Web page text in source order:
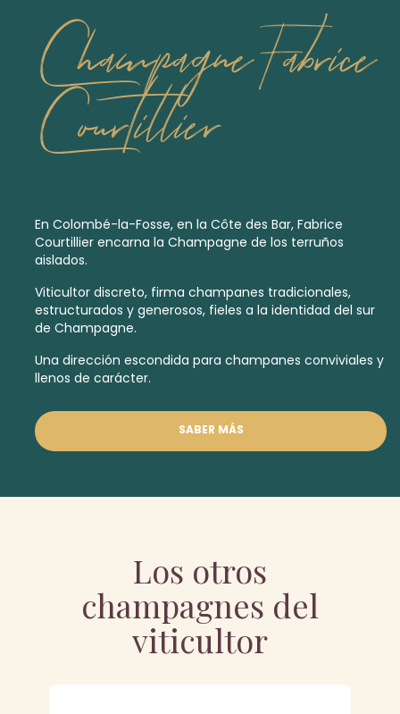
Champagne Fabrice
Courtillier
En Colombé-la-Fosse, en la Côte des Bar, Fabrice
Courtillier encarna la Champagne de los terruños
aislados.
Viticultor discreto, firma champanes tradicionales,
estructurados y generosos, fieles a la identidad del sur
de Champagne.
Una dirección escondida para champanes conviviales y
llenos de carácter.
SABER MÁS
Los otros
champagnes del
viticultor